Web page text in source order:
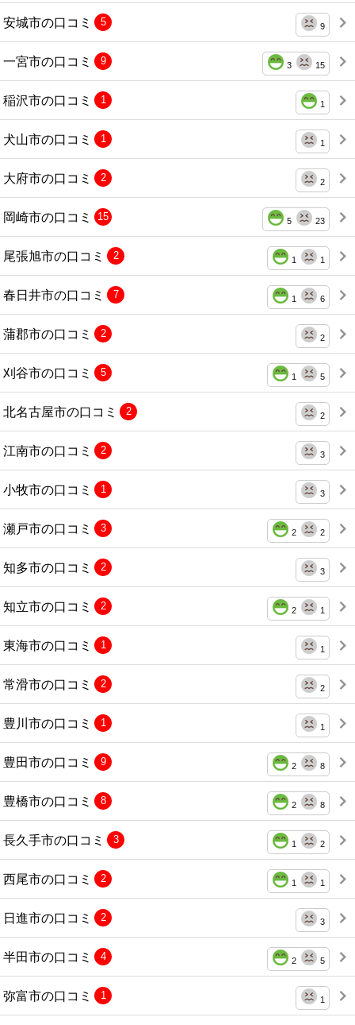
安城市の口コミ 9
5
一宮市の口コミ 3 15
9
稲沢市の口コミ 1
1
犬山市の口コミ 1
1
大府市の口コミ 2
2
岡崎市の口コミ 5 23
15
尾張旭市の口コミ 1 1
2
春日井市の口コミ 1 6
7
蒲郡市の口コミ 2
2
刈谷市の口コミ 1 5
5
北名古屋市の口コミ 2
2
江南市の口コミ 3
2
小牧市の口コミ 3
1
瀬戸市の口コミ 2 2
3
知多市の口コミ 3
2
知立市の口コミ 2 1
2
東海市の口コミ 1
1
常滑市の口コミ 2
2
豊川市の口コミ 1
1
豊田市の口コミ 2 8
9
豊橋市の口コミ 2 8
8
長久手市の口コミ 1 2
3
西尾市の口コミ 1 1
2
日進市の口コミ 3
2
半田市の口コミ 2 5
4
弥富市の口コミ 1
1